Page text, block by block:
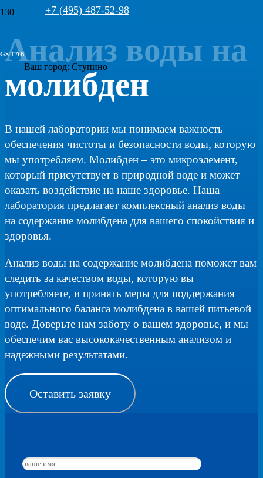
GS-LAB
+7 (495) 487-52-98
Ваш город: Ступино
Анализ воды на
молибден
В нашей лаборатории мы понимаем важность
обеспечения чистоты и безопасности воды, которую
мы употребляем. Молибден – это микроэлемент,
который присутствует в природной воде и может
оказать воздействие на наше здоровье. Наша
лаборатория предлагает комплексный анализ воды
на содержание молибдена для вашего спокойствия и
здоровья.
Анализ воды на содержание молибдена поможет вам
следить за качеством воды, которую вы
употребляете, и принять меры для поддержания
оптимального баланса молибдена в вашей питьевой
воде. Доверьте нам заботу о вашем здоровье, и мы
обеспечим вас высококачественным анализом и
надежными результатами.
Оставить заявку